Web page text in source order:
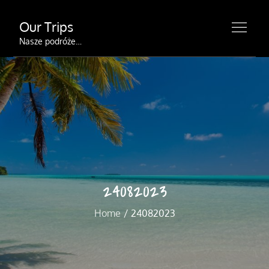
content
Our Trips
Nasze podróże…
24082023
Home 24082023